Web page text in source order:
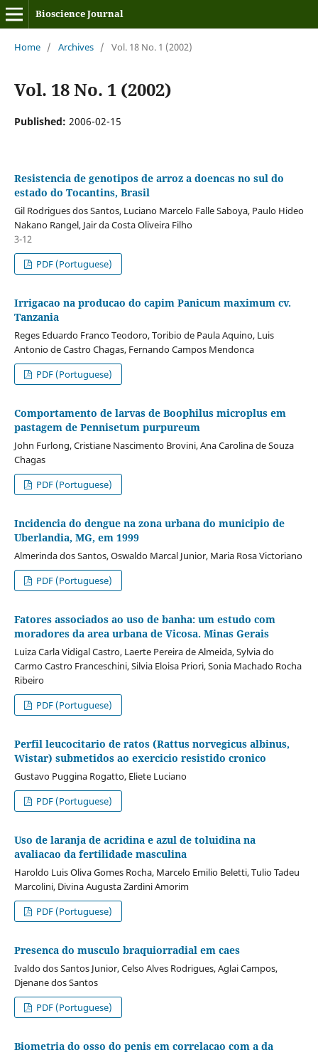
Bioscience Journal
Home / Archives / Vol. 18 No. 1 (2002)
Vol. 18 No. 1 (2002)
Published: 2006-02-15
Resistencia de genotipos de arroz a doencas no sul do
estado do Tocantins, Brasil
Gil Rodrigues dos Santos, Luciano Marcelo Falle Saboya, Paulo Hideo
Nakano Rangel, Jair da Costa Oliveira Filho
3-12
PDF (Portuguese)
Irrigacao na producao do capim Panicum maximum cv.
Tanzania
Reges Eduardo Franco Teodoro, Toribio de Paula Aquino, Luis
Antonio de Castro Chagas, Fernando Campos Mendonca
PDF (Portuguese)
Comportamento de larvas de Boophilus microplus em
pastagem de Pennisetum purpureum
John Furlong, Cristiane Nascimento Brovini, Ana Carolina de Souza
Chagas
PDF (Portuguese)
Incidencia do dengue na zona urbana do municipio de
Uberlandia, MG, em 1999
Almerinda dos Santos, Oswaldo Marcal Junior, Maria Rosa Victoriano
PDF (Portuguese)
Fatores associados ao uso de banha: um estudo com
moradores da area urbana de Vicosa. Minas Gerais
Luiza Carla Vidigal Castro, Laerte Pereira de Almeida, Sylvia do
Carmo Castro Franceschini, Silvia Eloisa Priori, Sonia Machado Rocha
Ribeiro
PDF (Portuguese)
Perfil leucocitario de ratos (Rattus norvegicus albinus,
Wistar) submetidos ao exercicio resistido cronico
Gustavo Puggina Rogatto, Eliete Luciano
PDF (Portuguese)
Uso de laranja de acridina e azul de toluidina na
avaliacao da fertilidade masculina
Haroldo Luis Oliva Gomes Rocha, Marcelo Emilio Beletti, Tulio Tadeu
Marcolini, Divina Augusta Zardini Amorim
PDF (Portuguese)
Presenca do musculo braquiorradial em caes
Ivaldo dos Santos Junior, Celso Alves Rodrigues, Aglai Campos,
Djenane dos Santos
PDF (Portuguese)
Biometria do osso do penis em correlacao com a da